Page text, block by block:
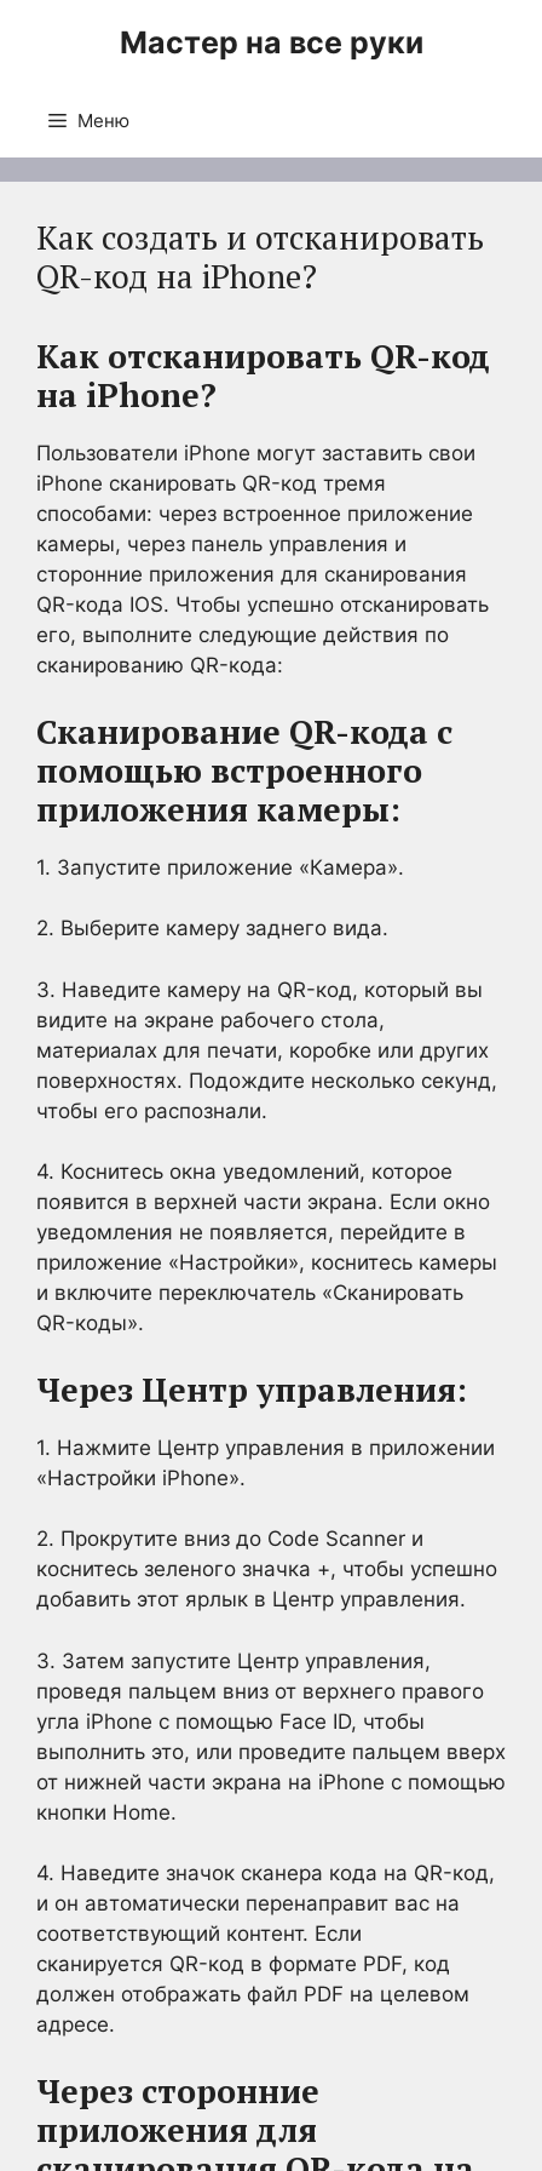
Мастер на все руки
Меню
Как создать и отсканировать
QR-код на iPhone?
Как отсканировать QR-код
на iPhone?
Пользователи iPhone могут заставить свои
iPhone сканировать QR-код тремя
способами: через встроенное приложение
камеры, через панель управления и
сторонние приложения для сканирования
QR-кода IOS. Чтобы успешно отсканировать
его, выполните следующие действия по
сканированию QR-кода:
Сканирование QR-кода с
помощью встроенного
приложения камеры:
1. Запустите приложение «Камера».
2. Выберите камеру заднего вида.
3. Наведите камеру на QR-код, который вы
видите на экране рабочего стола,
материалах для печати, коробке или других
поверхностях. Подождите несколько секунд,
чтобы его распознали.
4. Коснитесь окна уведомлений, которое
появится в верхней части экрана. Если окно
уведомления не появляется, перейдите в
приложение «Настройки», коснитесь камеры
и включите переключатель «Сканировать
QR-коды».
Через Центр управления:
1. Нажмите Центр управления в приложении
«Настройки iPhone».
2. Прокрутите вниз до Code Scanner и
коснитесь зеленого значка +, чтобы успешно
добавить этот ярлык в Центр управления.
3. Затем запустите Центр управления,
проведя пальцем вниз от верхнего правого
угла iPhone с помощью Face ID, чтобы
выполнить это, или проведите пальцем вверх
от нижней части экрана на iPhone с помощью
кнопки Home.
4. Наведите значок сканера кода на QR-код,
и он автоматически перенаправит вас на
соответствующий контент. Если
сканируется QR-код в формате PDF, код
должен отображать файл PDF на целевом
адресе.
Через сторонние
приложения для